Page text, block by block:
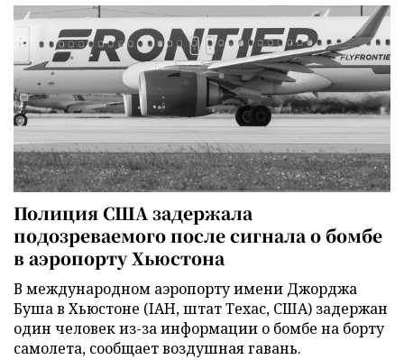
Полиция США задержала
подозреваемого после сигнала о бомбе
в аэропорту Хьюстона
В международном аэропорту имени Джорджа
Буша в Хьюстоне (IAH, штат Техас, США) задержан
один человек из-за информации о бомбе на борту
самолета, сообщает воздушная гавань.